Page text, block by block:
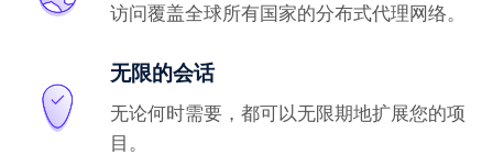
访问覆盖全球所有国家的分布式代理网络。
无限的会话
无论何时需要，都可以无限期地扩展您的项
目。